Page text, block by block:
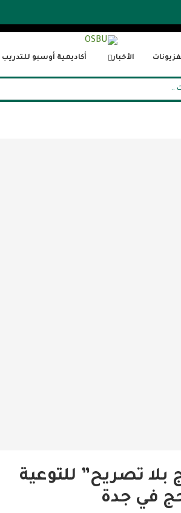
أكاديمية أوسبو للتدريب الأخبار
تصريح” للتوعية
في جدة